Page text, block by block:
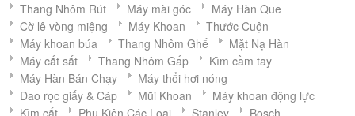
Thang Nhôm Rút
Máy mài góc
Máy Hàn Que
Cờ lê vòng miệng
Máy Khoan
Thước Cuộn
Máy khoan búa
Thang Nhôm Ghế
Mặt Nạ Hàn
Máy cắt sắt
Thang Nhôm Gấp
Kìm cầm tay
Máy Hàn Bán Chạy
Máy thổi hơi nóng
Dao rọc giấy & Cáp
Mũi Khoan
Máy khoan động lực
Kìm cắt
Phụ Kiện Các Loại Stanley Bosch